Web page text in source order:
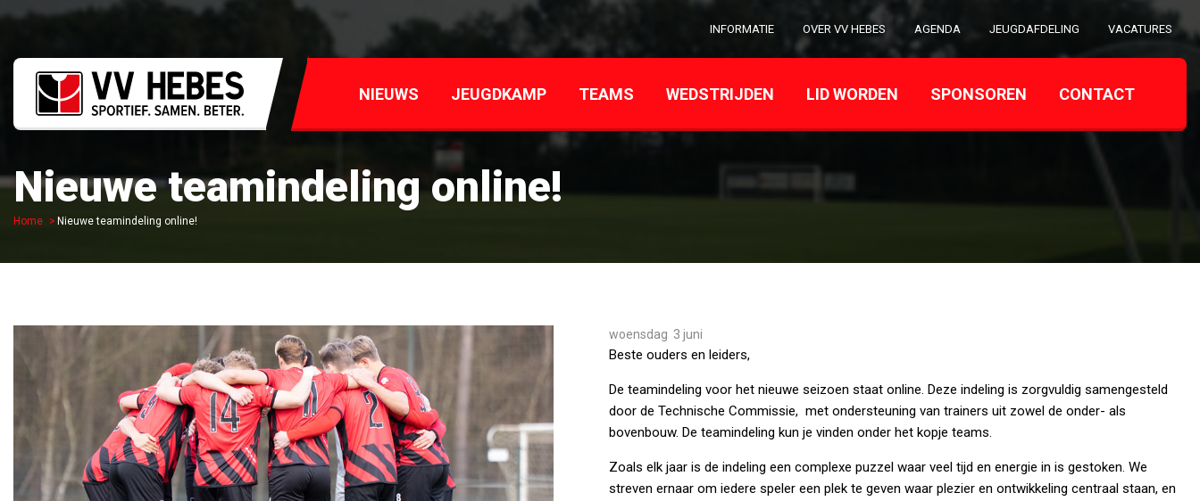
INFORMATIE OVER VV HEBES AGENDA JEUGDAFDELING VACATURES
NIEUWS JEUGDKAMP TEAMS WEDSTRIJDEN LID WORDEN SPONSOREN CONTACT
Nieuwe teamindeling online!
Home Nieuwe teamindeling online!
woensdag 3 juni
Beste ouders en leiders,
De teamindeling voor het nieuwe seizoen staat online. Deze indeling is zorgvuldig samengesteld
door de Technische Commissie, met ondersteuning van trainers uit zowel de onder- als
bovenbouw. De teamindeling kun je vinden onder het kopje teams.
Zoals elk jaar is de indeling een complexe puzzel waar veel tijd en energie in is gestoken. We
streven ernaar om iedere speler een plek te geven waar plezier en ontwikkeling centraal staan, en